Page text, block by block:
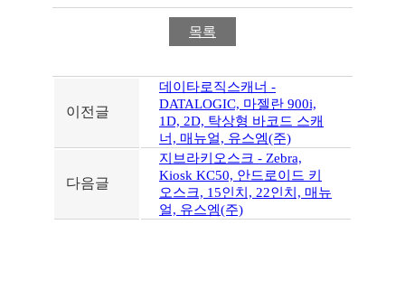
목록
이전글
데이타로직스캐너 -
DATALOGIC, 마젤란 900i,
1D, 2D, 탁상형 바코드 스캐
너, 매뉴얼, 유스엠(주)
다음글
지브라키오스크 - Zebra,
Kiosk KC50, 안드로이드 키
오스크, 15인치, 22인치, 매뉴
얼, 유스엠(주)